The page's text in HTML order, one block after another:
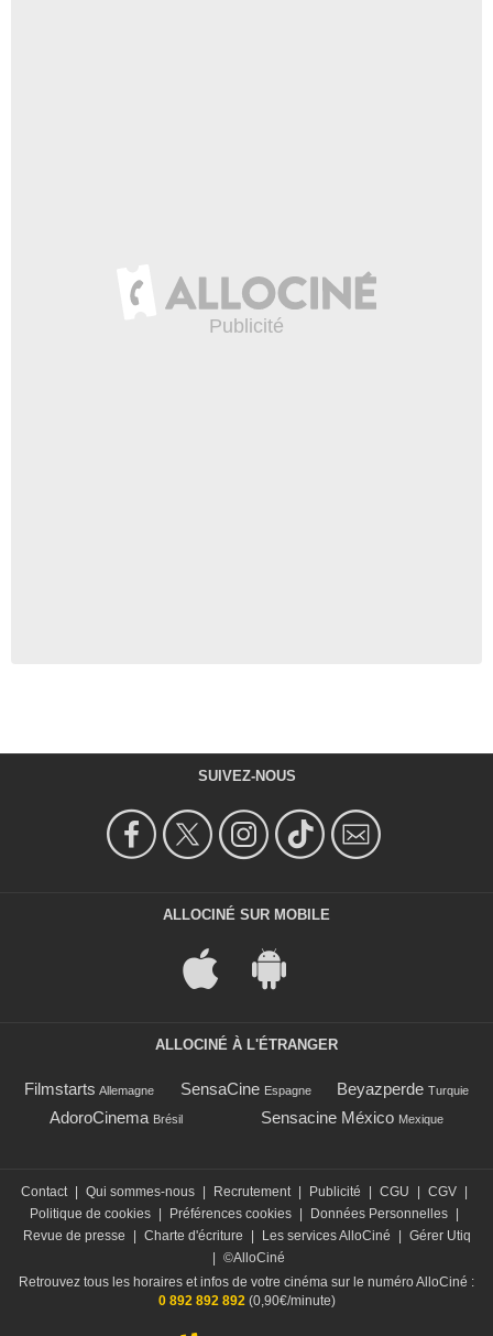
SUIVEZ-NOUS
ALLOCINÉ SUR MOBILE
ALLOCINÉ À L'ÉTRANGER
Filmstarts Allemagne SensaCine Espagne Beyazperde Turquie
AdoroCinema Brésil Sensacine México Mexique
Contact | Qui sommes-nous | Recrutement | Publicité | CGU | CGV |
Politique de cookies | Préférences cookies | Données Personnelles |
Revue de presse
| Charte d'écriture | Les services AlloCiné | Gérer Utiq
| ©AlloCiné
Retrouvez tous les horaires et infos de votre cinéma sur le numéro AlloCiné :
0 892 892 892 (0,90€/minute)